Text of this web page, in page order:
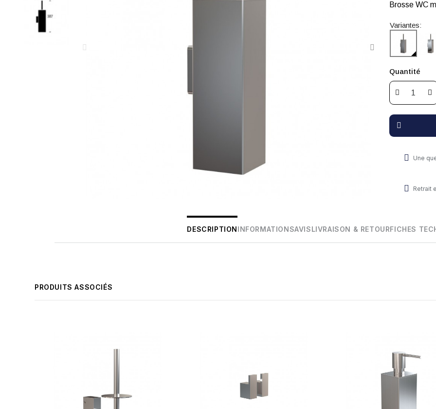
Brosse WC
Variantes:
Quantité
Une
Retrait
DESCRIPTIONINFORMATIONSAVISLIVRAISON & RETOURFICHES
PRODUITS ASSOCIÉS